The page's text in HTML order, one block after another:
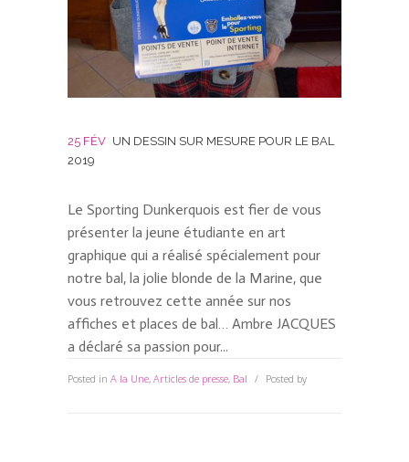
25 FÉV UN DESSIN SUR MESURE POUR LE BAL
2019
Le Sporting Dunkerquois est fier de vous
présenter la jeune étudiante en art
graphique qui a réalisé spécialement pour
notre bal, la jolie blonde de la Marine, que
vous retrouvez cette année sur nos
affiches et places de bal… Ambre JACQUES
a déclaré sa passion pour...
Posted in A la Une, Articles de presse, Bal Posted by